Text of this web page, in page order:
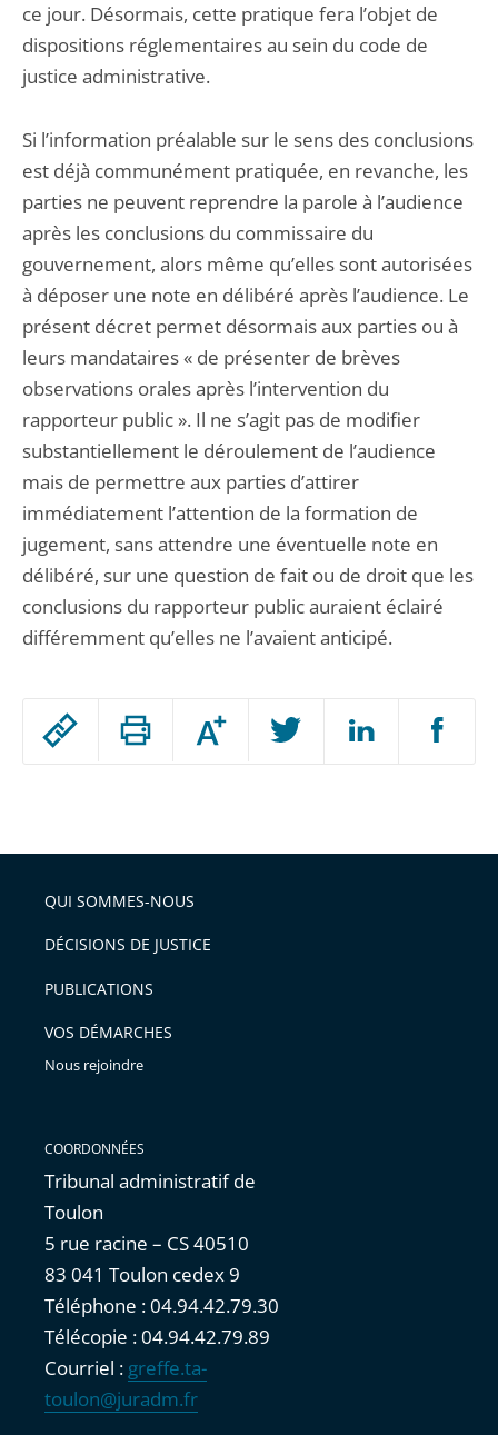
Passer
arriver
après
Augmenter
ou
l'article
pour
avant
ce jour. Désormais, cette pratique fera l’objet de
dispositions réglementaires au sein du code de
justice administrative.
Si l’information préalable sur le sens des conclusions
est déjà communément pratiquée, en revanche, les
parties ne peuvent reprendre la parole à l’audience
après les conclusions du commissaire du
gouvernement, alors même qu’elles sont autorisées
à déposer une note en délibéré après l’audience. Le
présent décret permet désormais aux parties ou à
leurs mandataires « de présenter de brèves
observations orales après l’intervention du
rapporteur public ». Il ne s’agit pas de modifier
substantiellement le déroulement de l’audience
mais de permettre aux parties d’attirer
immédiatement l’attention de la formation de
jugement, sans attendre une éventuelle note en
délibéré, sur une question de fait ou de droit que les
conclusions du rapporteur public auraient éclairé
différemment qu’elles ne l’avaient anticipé.
QUI SOMMES-NOUS
DÉCISIONS DE JUSTICE
PUBLICATIONS
VOS DÉMARCHES
Nous rejoindre
COORDONNÉES
Tribunal administratif de
Toulon
5 rue racine – CS 40510
83 041 Toulon cedex 9
Téléphone : 04.94.42.79.30
Télécopie : 04.94.42.79.89
Courriel : greffe.ta-
toulon@juradm.fr